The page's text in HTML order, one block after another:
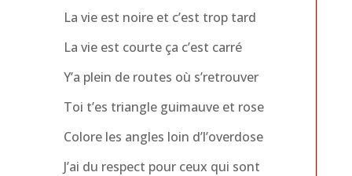
La vie est noire et c’est trop tard
La vie est courte ça c’est carré
Y’a plein de routes où s’retrouver
Toi t’es triangle guimauve et rose
Colore les angles loin d’l’overdose
J’ai du respect pour ceux qui sont